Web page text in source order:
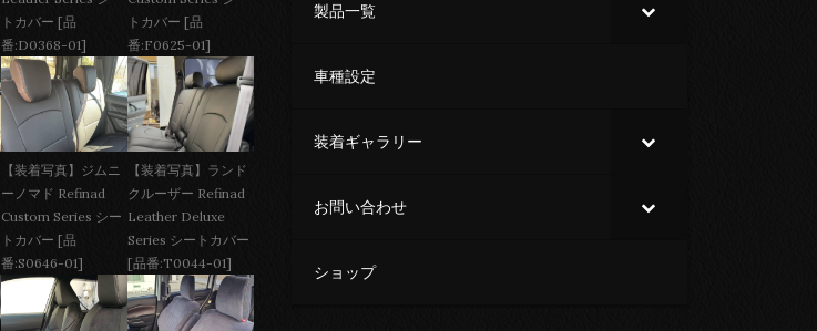
トカバー [品
番:D0368-01]
トカバー [品
番:F0625-01]
【装着写真】ジムニ
ーノマド Refinad
Custom Series シー
トカバー [品
番:S0646-01]
【装着写真】ランド
クルーザー Refinad
Leather Deluxe
Series シートカバー
[品番:T0044-01]
製品一覧
車種設定
装着ギャラリー
お問い合わせ
ショップ